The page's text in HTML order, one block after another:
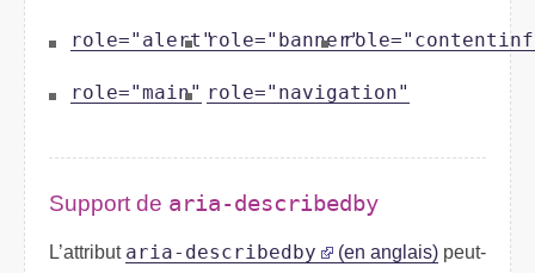
role="alert"role="banner"
role="main" role="navigation"
Support de aria-describedby
L’attribut aria-describedby (en anglais) peut-